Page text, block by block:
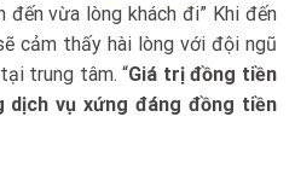
đến vừa lòng khách đi” Khi đến
cảm thấy hài lòng với đội ngũ
trung tâm. “Giá trị đồng tiền
dịch vụ xứng đáng đồng tiền